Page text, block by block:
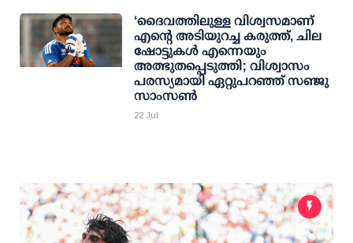
‘ദൈവത്തിലുള്ള വിശ്വസമാണ്
എന്റെ അ‌ടിയുറച്ച കരുത്ത്, ചില
ഷോട്ടുകള്‍ എന്നെയും
അത്ഭുതപ്പെടുത്തി; വിശ്വാസം
പരസ്യമായി ഏറ്റുപറഞ്ഞ് സഞ്ജു
സാംസണ്‍
22 Jul